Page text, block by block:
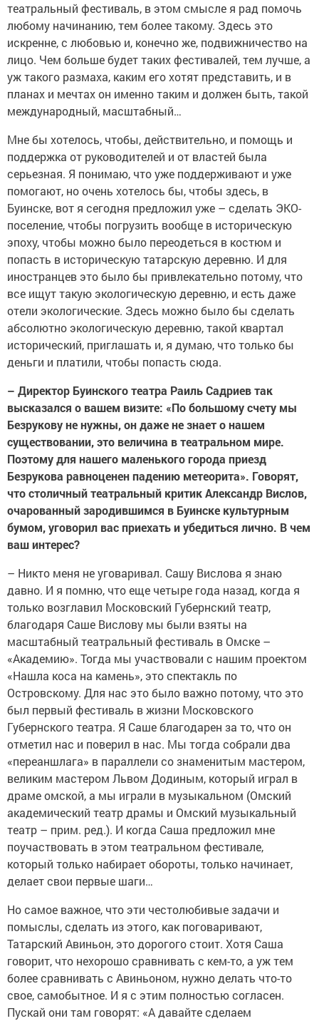
театральный фестиваль, в этом смысле я рад помочь
любому начинанию, тем более такому. Здесь это
искренне, с любовью и, конечно же, подвижничество на
лицо. Чем больше будет таких фестивалей, тем лучше, а
уж такого размаха, каким его хотят представить, и в
планах и мечтах он именно таким и должен быть, такой
международный, масштабный…
Мне бы хотелось, чтобы, действительно, и помощь и
поддержка от руководителей и от властей была
серьезная. Я понимаю, что уже поддерживают и уже
помогают, но очень хотелось бы, чтобы здесь, в
Буинске, вот я сегодня предложил уже – сделать ЭКО-
поселение, чтобы погрузить вообще в историческую
эпоху, чтобы можно было переодеться в костюм и
попасть в историческую татарскую деревню. И для
иностранцев это было бы привлекательно потому, что
все ищут такую экологическую деревню, и есть даже
отели экологические. Здесь можно было бы сделать
абсолютно экологическую деревню, такой квартал
исторический, приглашать и, я думаю, что только бы
деньги и платили, чтобы попасть сюда.
– Директор Буинского театра Раиль Садриев так
высказался о вашем визите: «По большому счету мы
Безрукову не нужны, он даже не знает о нашем
существовании, это величина в театральном мире.
Поэтому для нашего маленького города приезд
Безрукова равноценен падению метеорита». Говорят,
что столичный театральный критик Александр Вислов,
очарованный зародившимся в Буинске культурным
бумом, уговорил вас приехать и убедиться лично. В чем
ваш интерес?
– Никто меня не уговаривал. Сашу Вислова я знаю
давно. И я помню, что еще четыре года назад, когда я
только возглавил Московский Губернский театр,
благодаря Саше Вислову мы были взяты на
масштабный театральный фестиваль в Омске –
«Академию». Тогда мы участвовали с нашим проектом
«Нашла коса на камень», это спектакль по
Островскому. Для нас это было важно потому, что это
был первый фестиваль в жизни Московского
Губернского театра. Я Саше благодарен за то, что он
отметил нас и поверил в нас. Мы тогда собрали два
«переаншлага» в параллели со знаменитым мастером,
великим мастером Львом Додиным, который играл в
драме омской, а мы играли в музыкальном (Омский
академический театр драмы и Омский музыкальный
театр – прим. ред.). И когда Саша предложил мне
поучаствовать в этом театральном фестивале,
который только набирает обороты, только начинает,
делает свои первые шаги…
Но самое важное, что эти честолюбивые задачи и
помыслы, сделать из этого, как поговаривают,
Татарский Авиньон, это дорогого стоит. Хотя Саша
говорит, что нехорошо сравнивать с кем-то, а уж тем
более сравнивать с Авиньоном, нужно делать что-то
свое, самобытное. И я с этим полностью согласен.
Пускай они там говорят: «А давайте сделаем